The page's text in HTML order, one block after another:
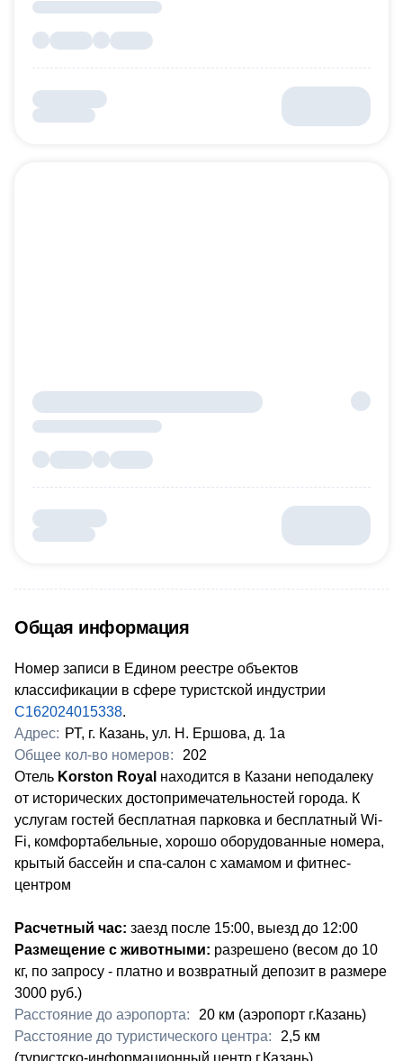
Общая информация
Номер записи в Едином реестре объектов
классификации в сфере туристской индустрии
С162024015338.
Адрес: РТ, г. Казань, ул. Н. Ершова, д. 1а
Общее кол-во номеров:
202
Отель Korston Royal находится в Казани неподалеку
от исторических достопримечательностей города. К
услугам гостей бесплатная парковка и бесплатный Wi-
Fi, комфортабельные, хорошо оборудованные номера,
крытый бассейн и спа-салон с хамамом и фитнес-
центром
Расчетный час: заезд после 15:00, выезд до 12:00
Размещение с животными: разрешено (весом до 10
кг, по запросу - платно и возвратный депозит в размере
3000 руб.)
Расстояние до аэропорта:
​20 км (аэропорт г.Казань)
Расстояние до туристического центра:
​2,5 км
(туристско-информационный центр г.Казань)